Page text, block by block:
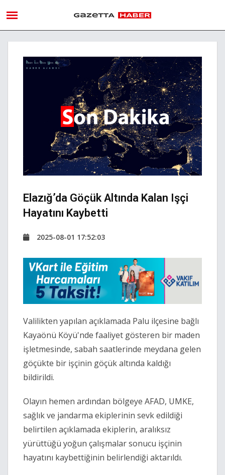
Elazığ’da Göçük Altında Kalan Işçi
Hayatını Kaybetti
2025-08-01 17:52:03
Valilikten yapılan açıklamada Palu ilçesine bağlı
Kayaönü Köyü'nde faaliyet gösteren bir maden
işletmesinde, sabah saatlerinde meydana gelen
göçükte bir işçinin göçük altında kaldığı
bildirildi.
Olayın hemen ardından bölgeye AFAD, UMKE,
sağlık ve jandarma ekiplerinin sevk edildiği
belirtilen açıklamada ekiplerin, aralıksız
yürüttüğü yoğun çalışmalar sonucu işçinin
hayatını kaybettiğinin belirlendiği aktarıldı.